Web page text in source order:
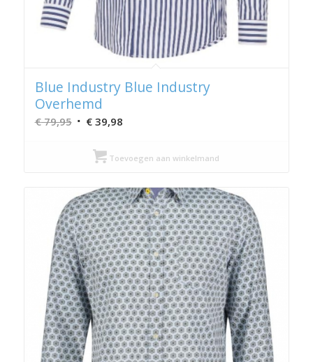
Blue Industry Blue Industry
Overhemd
€79,95 Oorspronkelijke
was:
€39,98Huidige
Toevoegen aan winkelmand